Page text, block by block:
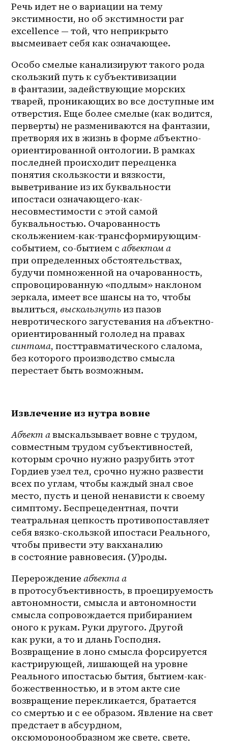
Речь идет не о вариации на тему
экстимности, но об экстимности par
excellence — той, что неприкрыто
высмеивает себя как означающее.
Особо смелые канализируют такого рода
скользкий путь к субъективизации
в фантазии, задействующие морских
тварей, проникающих во все доступные им
отверстия. Еще более смелые (как водится,
перверты) не размениваются на фантазии,
претворяя их в жизнь в форме абъектно-
ориентированной онтологии. В рамках
последней происходит переаценка
понятия скользкости и вязкости,
выветривание из их буквальности
ипостаси означающего-как-
несовместимости с этой самой
буквальностью. Очарованность
скольжением-как-трансформирующим-
событием, со-бытием с абъектом а
при определенных обстоятельствах,
будучи помноженной на очарованность,
спровоцированную «подлым» наклоном
зеркала, имеет все шансы на то, чтобы
вылиться, выскользнуть из пазов
невротического загустевания на абъектно-
синтома, посттравматического слалома,
без которого производство смысла
перестает быть возможным.
Извлечение из нутра вовне
Абъект а выскальзывает вовне с трудом,
совместным трудом субъективностей,
которым срочно нужно разрубить этот
Гордиев узел тел, срочно нужно развести
всех по углам, чтобы каждый знал свое
место, пусть и ценой ненависти к своему
симптому. Беспрецедентная, почти
театральная цепкость противопоставляет
себя вязко-скользкой ипостаси Реального,
чтобы привести эту вакханалию
в состояние равновесия. (У)роды.
Перерождение абъекта а
в протосубъективность, в проецируемость
автономности, смысла и автономности
смысла сопровождается прибиранием
оного к рукам. Руки другого. Другой
как руки, а то и длань Господня.
Возвращение в лоно смысла форсируется
кастрирующей, лишающей на уровне
Реального ипостасью бытия, бытием-как-
божественностью, и в этом акте сие
возвращение перекликается, братается
со смертью и с ее образом. Явление на свет
предстает в абсурдном,
оксюморонообразном же свете, свете,